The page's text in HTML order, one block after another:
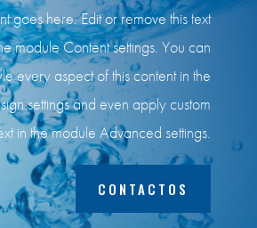
goes here. Edit or remove this text
module Content settings. You can
every aspect of this content in the
settings and even apply custom
in the module Advanced settings.
CONTACTOS